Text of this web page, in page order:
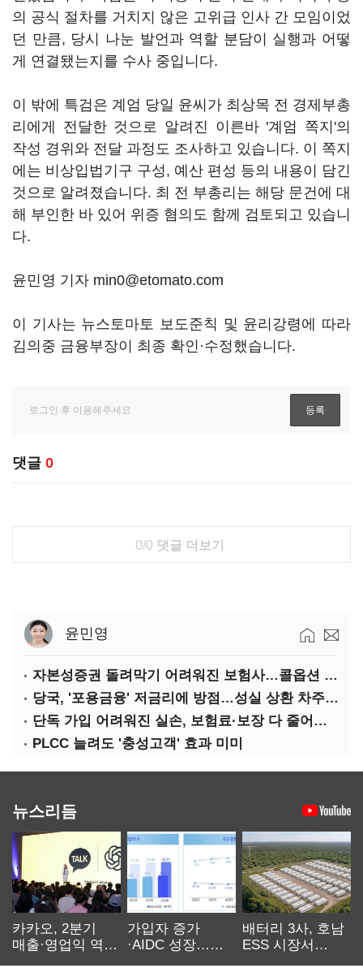
의 공식 절차를 거치지 않은 고위급 인사 간 모임이었
던 만큼, 당시 나눈 발언과 역할 분담이 실행과 어떻
게 연결됐는지를 수사 중입니다.
이 밖에 특검은 계엄 당일 윤씨가 최상목 전 경제부총
리에게 전달한 것으로 알려진 이른바 '계엄 쪽지'의
작성 경위와 전달 과정도 조사하고 있습니다. 이 쪽지
에는 비상입법기구 구성, 예산 편성 등의 내용이 담긴
것으로 알려졌습니다. 최 전 부총리는 해당 문건에 대
해 부인한 바 있어 위증 혐의도 함께 검토되고 있습니
다.
윤민영 기자 min0@etomato.com
이 기사는 뉴스토마토 보도준칙 및 윤리강령에 따라
김의중 금융부장이 최종 확인·수정했습니다.
댓글 0
0/0 댓글 더보기
윤민영
자본성증권 돌려막기 어려워진 보험사…콜옵션 부담 급증
당국, '포용금융' 저금리에 방점…성실 상환 차주는 '역차별'
단독 가입 어려워진 실손, 보험료·보장 다 줄어든 5세대는?
PLCC 늘려도 '충성고객' 효과 미미
뉴스리듬
카카오, 2분기
매출·영업익 역대
가입자 증가
·AIDC 성장…
배터리 3사, 호남
ESS 시장서